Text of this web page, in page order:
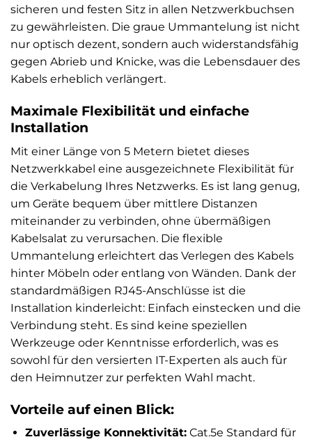
sicheren und festen Sitz in allen Netzwerkbuchsen
zu gewährleisten. Die graue Ummantelung ist nicht
nur optisch dezent, sondern auch widerstandsfähig
gegen Abrieb und Knicke, was die Lebensdauer des
Kabels erheblich verlängert.
Maximale Flexibilität und einfache
Installation
Mit einer Länge von 5 Metern bietet dieses
Netzwerkkabel eine ausgezeichnete Flexibilität für
die Verkabelung Ihres Netzwerks. Es ist lang genug,
um Geräte bequem über mittlere Distanzen
miteinander zu verbinden, ohne übermäßigen
Kabelsalat zu verursachen. Die flexible
Ummantelung erleichtert das Verlegen des Kabels
hinter Möbeln oder entlang von Wänden. Dank der
standardmäßigen RJ45-Anschlüsse ist die
Installation kinderleicht: Einfach einstecken und die
Verbindung steht. Es sind keine speziellen
Werkzeuge oder Kenntnisse erforderlich, was es
sowohl für den versierten IT-Experten als auch für
den Heimnutzer zur perfekten Wahl macht.
Vorteile auf einen Blick:
Zuverlässige Konnektivität:Cat.5e Standard für